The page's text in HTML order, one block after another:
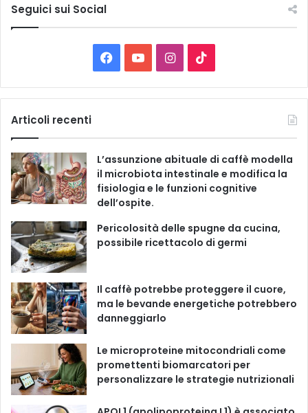
e
o
r
i
e
Seguici sui Social
a
e
b
o
o
k
o
T
u
b
e
I
n
t
a
g
r
a
i
T
o
k
Articoli recenti
L’assunzione abituale di caffè modella
il microbiota intestinale e modifica la
fisiologia e le funzioni cognitive
dell’ospite.
Pericolosità delle spugne da cucina,
possibile ricettacolo di germi
Il caffè potrebbe proteggere il cuore,
ma le bevande energetiche potrebbero
danneggiarlo
Le microproteine ​​mitocondriali come
promettenti biomarcatori per
personalizzare le strategie nutrizionali